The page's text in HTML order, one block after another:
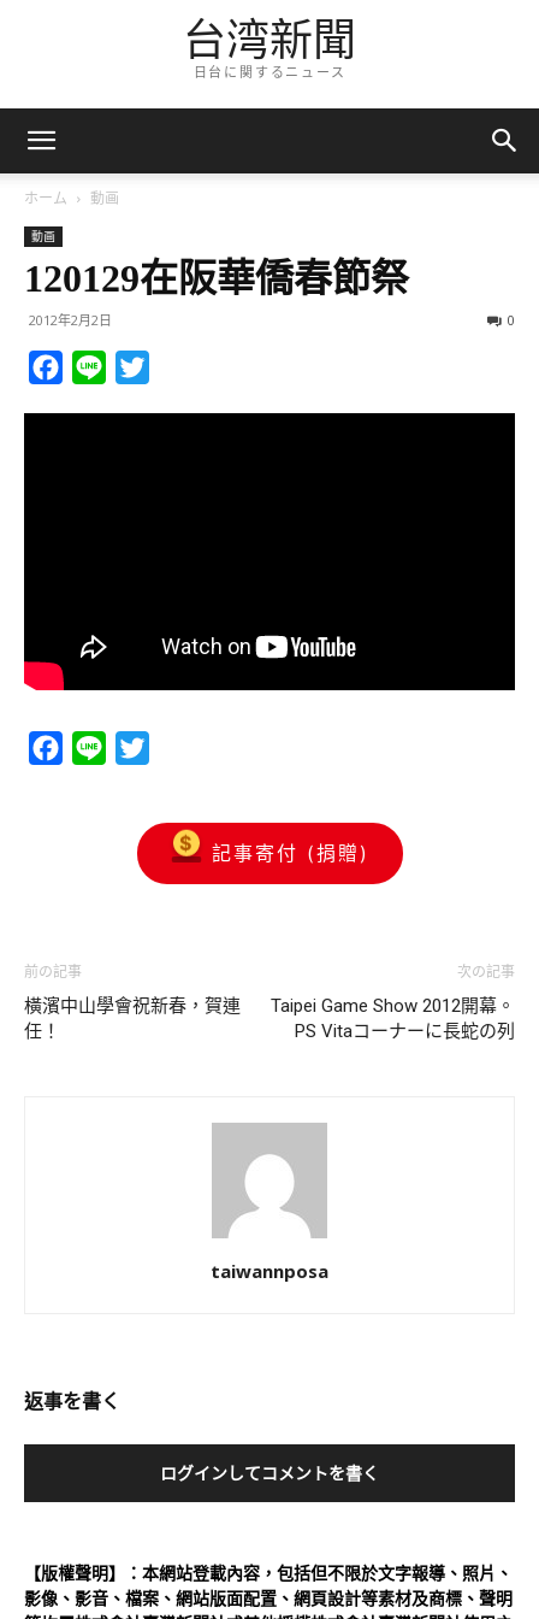
台湾新聞
日台に関するニュース
ホーム 動画
動画
120129在阪華僑春節祭
2012年2月2日 0
Facebook
Line
Facebook
Line
記事寄付 (捐贈)
前の記事
橫濱中山學會祝新春，賀連
任！
次の記事
Taipei Game Show 2012開幕。
PS Vitaコーナーに長蛇の列
taiwannposa
返事を書く
ログインしてコメントを書く
【版權聲明】：本網站登載內容，包括但不限於文字報導、照片、
影像、影音、檔案、網站版面配置、網頁設計等素材及商標、聲明